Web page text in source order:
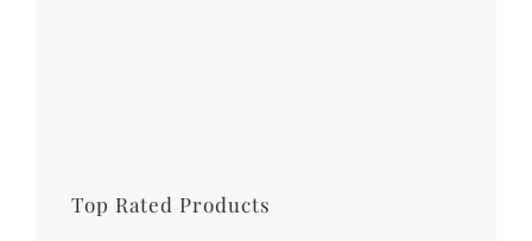
Top Rated Products